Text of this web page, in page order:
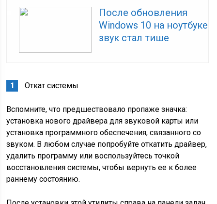
После обновления
Windows 10 на ноутбуке
звук стал тише
Откат системы
Вспомните, что предшествовало пропаже значка:
установка нового драйвера для звуковой карты или
установка программного обеспечения, связанного со
звуком. В любом случае попробуйте откатить драйвер,
удалить программу или воспользуйтесь точкой
восстановления системы, чтобы вернуть ее к более
раннему состоянию.